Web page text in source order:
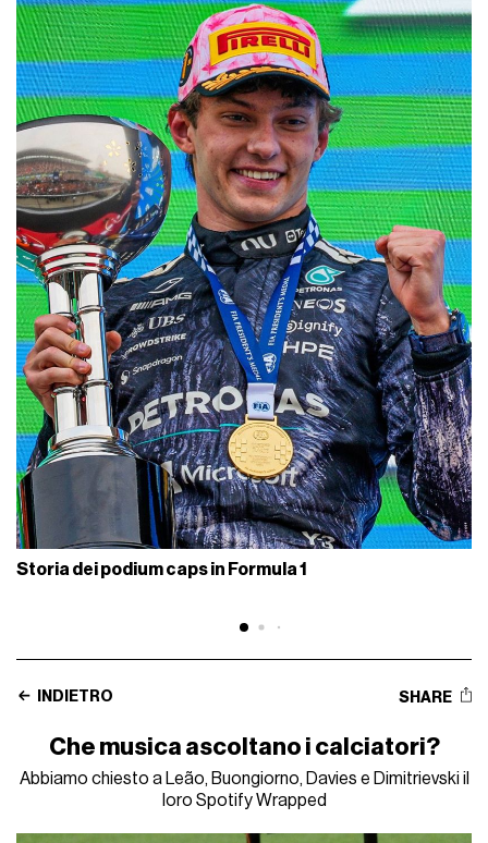
Storia dei podium caps in Formula 1
INDIETRO SHARE
Che musica ascoltano i calciatori?
Abbiamo chiesto a Leão, Buongiorno, Davies e Dimitrievski il
loro Spotify Wrapped